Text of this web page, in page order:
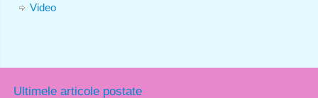
Video
Ultimele articole postate